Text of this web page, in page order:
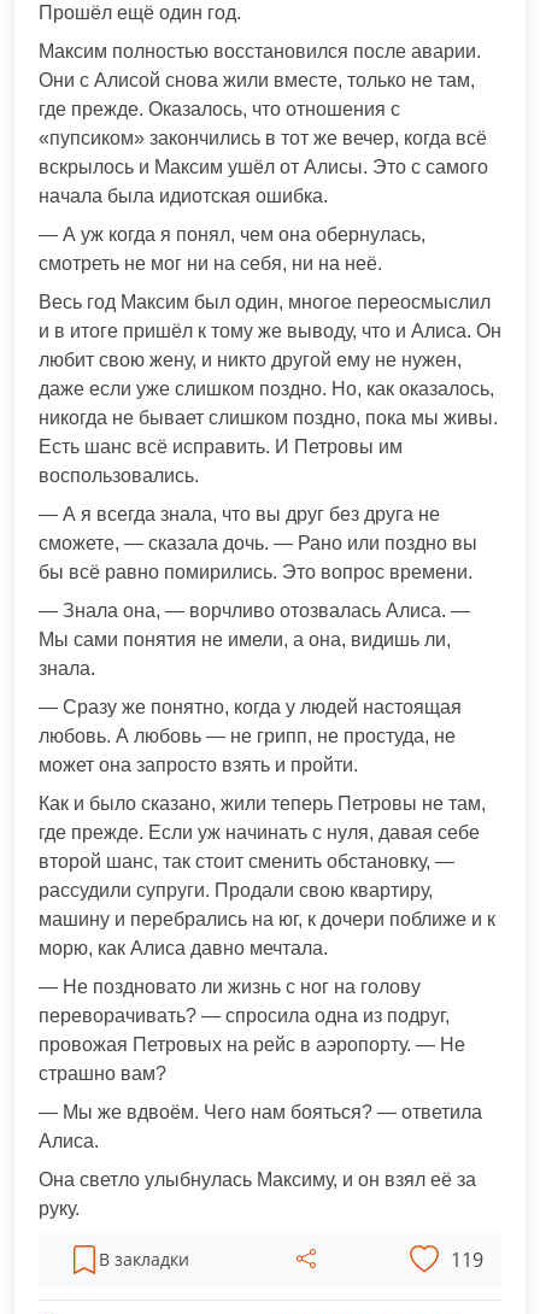
Прошёл ещё один год.
Максим полностью восстановился после аварии.
Они с Алисой снова жили вместе, только не там,
где прежде. Оказалось, что отношения с
«пупсиком» закончились в тот же вечер, когда всё
вскрылось и Максим ушёл от Алисы. Это с самого
начала была идиотская ошибка.
— А уж когда я понял, чем она обернулась,
смотреть не мог ни на себя, ни на неё.
Весь год Максим был один, многое переосмыслил
и в итоге пришёл к тому же выводу, что и Алиса. Он
любит свою жену, и никто другой ему не нужен,
даже если уже слишком поздно. Но, как оказалось,
никогда не бывает слишком поздно, пока мы живы.
Есть шанс всё исправить. И Петровы им
воспользовались.
— А я всегда знала, что вы друг без друга не
сможете, — сказала дочь. — Рано или поздно вы
бы всё равно помирились. Это вопрос времени.
— Знала она, — ворчливо отозвалась Алиса. —
Мы сами понятия не имели, а она, видишь ли,
знала.
— Сразу же понятно, когда у людей настоящая
любовь. А любовь — не грипп, не простуда, не
может она запросто взять и пройти.
Как и было сказано, жили теперь Петровы не там,
где прежде. Если уж начинать с нуля, давая себе
второй шанс, так стоит сменить обстановку, —
рассудили супруги. Продали свою квартиру,
машину и перебрались на юг, к дочери поближе и к
морю, как Алиса давно мечтала.
— Не поздновато ли жизнь с ног на голову
переворачивать? — спросила одна из подруг,
провожая Петровых на рейс в аэропорту. — Не
страшно вам?
— Мы же вдвоём. Чего нам бояться? — ответила
Алиса.
Она светло улыбнулась Максиму, и он взял её за
руку.
В закладки 119